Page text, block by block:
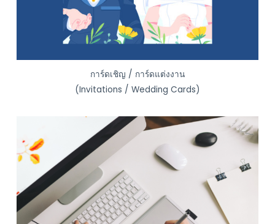
การ์ดเชิญ / การ์ดแต่งงาน
(Invitations / Wedding Cards)